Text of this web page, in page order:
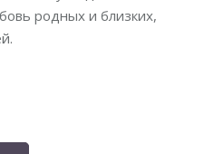
родных и близких,